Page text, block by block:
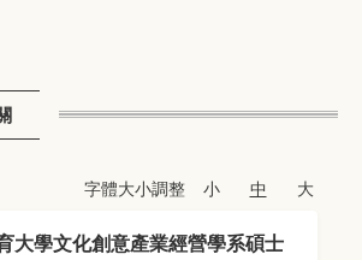
字體大小調整 小 中 大
大學文化創意產業經營學系碩士